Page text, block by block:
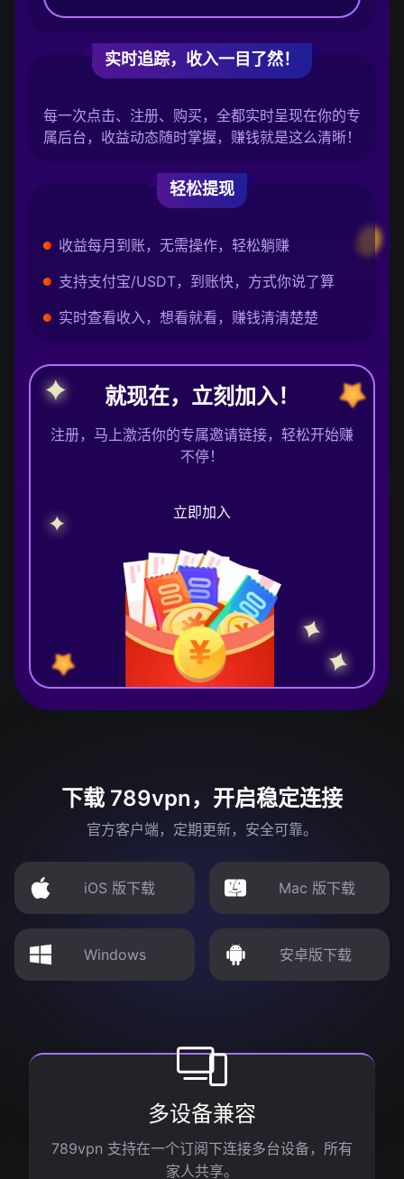
实时追踪，收入一目了然！
每一次点击、注册、购买，全都实时呈现在你的专
属后台，收益动态随时掌握，赚钱就是这么清晰！
轻松提现
收益每月到账，无需操作，轻松躺赚
支持支付宝/USDT，到账快，方式你说了算
实时查看收入，想看就看，赚钱清清楚楚
就现在，立刻加入！
注册，马上激活你的专属邀请链接，轻松开始赚
不停！
立即加入
下载 789vpn，开启稳定连接
官方客户端，定期更新，安全可靠。
iOS 版下载 Mac 版下载
Windows 安卓版下载
多设备兼容
789vpn 支持在一个订阅下连接多台设备，所有
家人共享。